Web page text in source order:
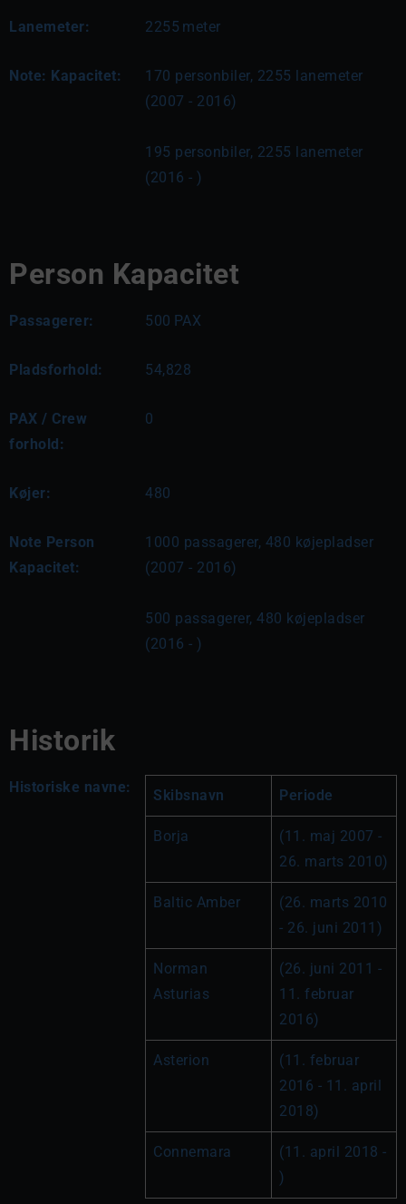
Lanemeter: 2255 meter
Note: Kapacitet:
170 personbiler, 2255 lanemeter
(2007 - 2016)
195 personbiler, 2255 lanemeter
(2016 - )
Person Kapacitet
Passagerer: 500 PAX
Pladsforhold: 54,828
PAX / Crew
forhold:
0
Køjer: 480
Note Person
Kapacitet:
1000 passagerer, 480 køjepladser
(2007 - 2016)
500 passagerer, 480 køjepladser
(2016 - )
Historik
Historiske navne: Skibsnavn Periode
Borja
(11. maj 2007 -
26. marts 2010)
Baltic Amber
(26. marts 2010
- 26. juni 2011)
Norman
Asturias
(26. juni 2011 -
11. februar
2016)
Asterion
(11. februar
2016 - 11. april
2018)
Connemara
(11. april 2018 -
)